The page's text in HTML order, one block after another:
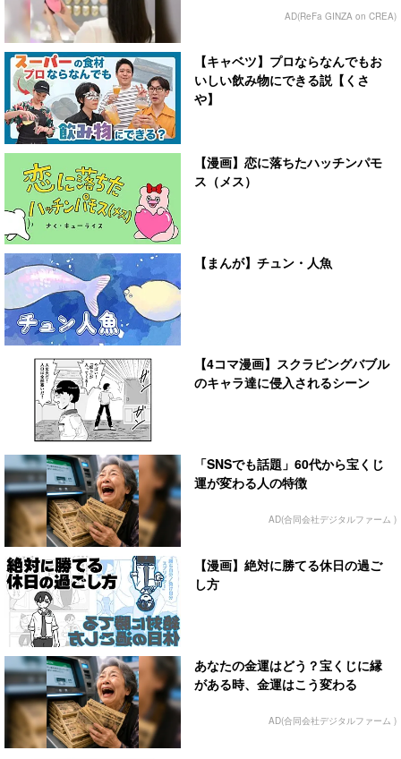
AD(ReFa GINZA on CREA)
【キャベツ】プロならなんでもお
いしい飲み物にできる説【くさ
や】
【漫画】恋に落ちたハッチンパモ
ス（メス）
【まんが】チュン・人魚
【4コマ漫画】スクラビングバブル
のキャラ達に侵入されるシーン
「SNSでも話題」60代から宝くじ
運が変わる人の特徴
AD(合同会社デジタルファーム )
【漫画】絶対に勝てる休日の過ご
し方
あなたの金運はどう？宝くじに縁
がある時、金運はこう変わる
AD(合同会社デジタルファーム )